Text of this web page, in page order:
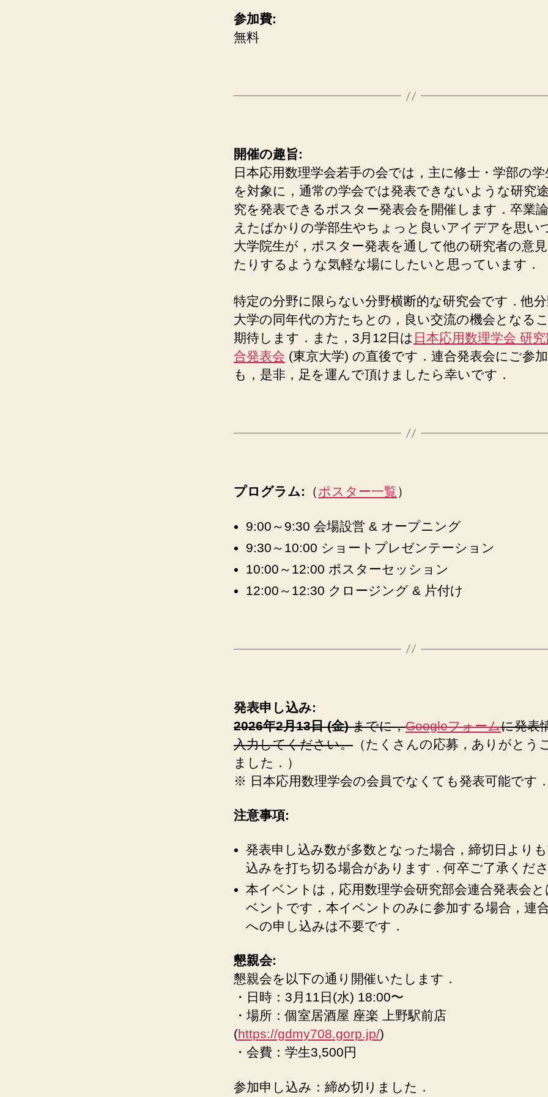
参加費:
無料
開催の趣旨:
日本応用数理学会若手の会では，主に修士・学部の
を対象に，通常の学会では発表できないような研究
究を発表できるポスター発表会を開催します．卒業
えたばかりの学部生やちょっと良いアイデアを思い
大学院生が，ポスター発表を通して他の研究者の意
たりするような気軽な場にしたいと思っています．
特定の分野に限らない分野横断的な研究会です．他
大学の同年代の方たちとの，良い交流の機会となる
期待します．また，3月12日は 日本応用数理学会 研
合発表会 (東京大学) の直後です．連合発表会にご参
も，是非，足を運んで頂けましたら幸いです．
プログラム: （ポスター一覧）
9:00～9:30 会場設営 & オープニング
9:30～10:00 ショートプレゼンテーション
10:00～12:00 ポスターセッション
12:00～12:30 クロージング & 片付け
発表申し込み:
2026年2月13日 (金)までに，Googleフォームに発表
入力してください。 （たくさんの応募，ありがとう
ました．）
※ 日本応用数理学会の会員でなくても発表可能です．
注意事項:
発表申し込み数が多数となった場合，締切日より
込みを打ち切る場合があります．何卒ご了承くださ
本イベントは，応用数理学会研究部会連合発表会と
ベントです．本イベントのみに参加する場合，連
への申し込みは不要です．
懇親会:
懇親会を以下の通り開催いたします．
・日時：3月11日(水) 18:00〜
・場所：個室居酒屋 座楽 上野駅前店
(https://gdmy708.gorp.jp/)
・会費：学生3,500円
参加申し込み：締め切りました．